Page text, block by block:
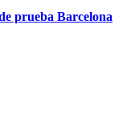
prueba Barcelona